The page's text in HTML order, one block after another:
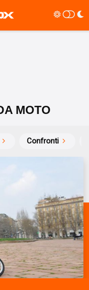
MOTO
Confronti